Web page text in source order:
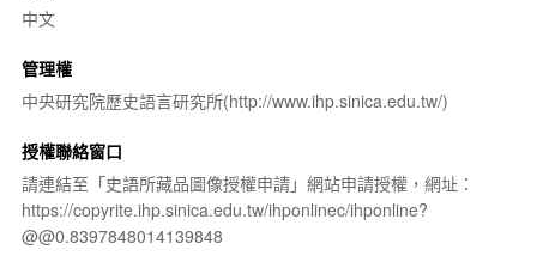
中文
管理權
中央研究院歷史語言研究所(http://www.ihp.sinica.edu.tw/)
授權聯絡窗口
請連結至「史語所藏品圖像授權申請」網站申請授權，網址：
https://copyrite.ihp.sinica.edu.tw/ihponlinec/ihponline?
@@0.8397848014139848